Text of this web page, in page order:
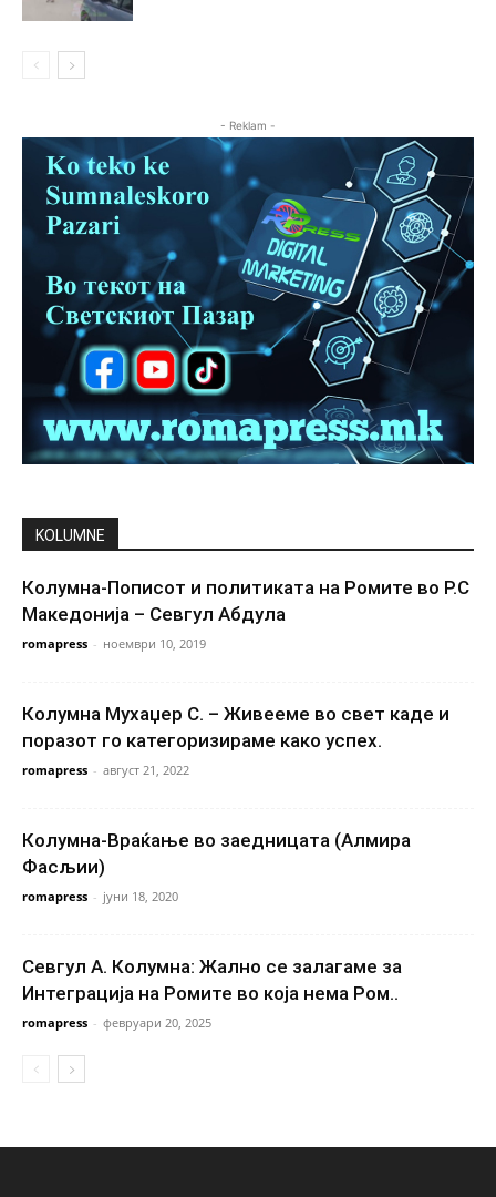
- Reklam -
KOLUMNE
Колумна-Пописот и политиката на Ромите во Р.С
Македонија – Севгул Абдула
romapress - ноември 10, 2019
Колумна Мухаџер С. – Живееме во свет каде и
поразот го категоризираме како успех.
romapress - август 21, 2022
Колумна-Враќање во заедницата (Алмира
Фасљии)
romapress - јуни 18, 2020
Севгул А. Колумна: Жално се залагаме за
Интеграција на Ромите во која нема Ром..
romapress - февруари 20, 2025